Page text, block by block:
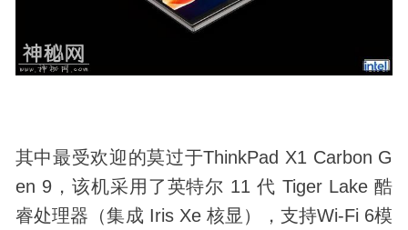
其中最受欢迎的莫过于ThinkPad X1 Carbon G
en 9，该机采用了英特尔 11 代 Tiger Lake 酷
睿处理器（集成 Iris Xe 核显），支持Wi-Fi 6模